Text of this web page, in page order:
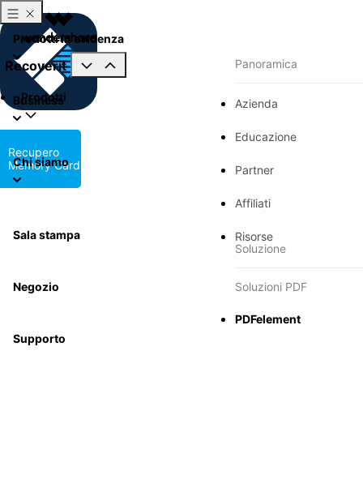
Prodotti in evidenza
Business
Panoramica
Azienda
Educazione
Partner
Affiliati
Risorse
Soluzione
Soluzioni PDF
PDFelement
Chi siamo
Sala stampa
Negozio
Supporto
Recoverit
Prodotti
Recupero
Memory Card